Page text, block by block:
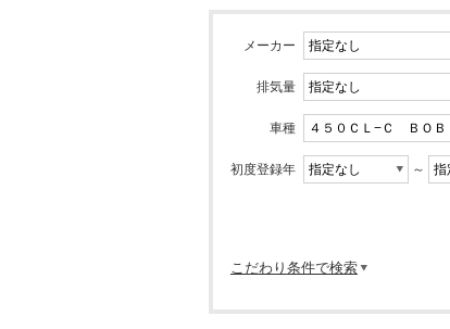
メーカー
排気量
車種
初度登録年 ～
こだわり条件で検索